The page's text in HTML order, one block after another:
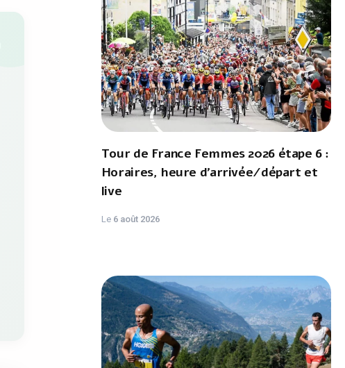
Tour de France Femmes 2026 étape 6 :
Horaires, heure d'arrivée/départ et
live
Le 6 août 2026